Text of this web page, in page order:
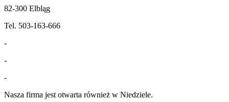
82-300 Elbląg
Tel. 503-163-666
-
-
-
Nasza firma jest otwarta również w Niedziele.